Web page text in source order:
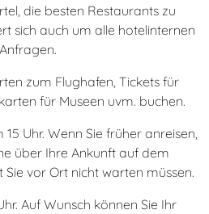
die besten Restaurants zu
sich auch um alle hotelinternen
Anfragen.
zum Flughafen, Tickets für
für Museen uvm. buchen.
Uhr. Wenn Sie früher anreisen,
über Ihre Ankunft auf dem
vor Ort nicht warten müssen.
Auf Wunsch können Sie Ihr